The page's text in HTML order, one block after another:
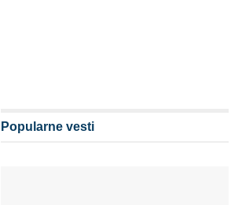
Popularne vesti